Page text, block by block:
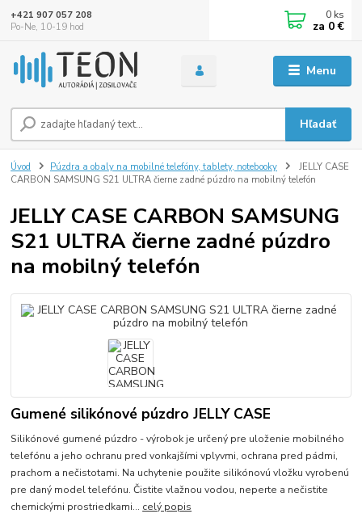
Menu
Hľadať
+421 907 057 208
Po-Ne, 10-19 hod
0 ks
za 0 €
Úvod Púzdra a obaly na mobilné telefóny, tablety, notebooky
JELLY CASE
CARBON SAMSUNG S21 ULTRA čierne zadné púzdro na mobilný telefón
JELLY CASE CARBON SAMSUNG
S21 ULTRA čierne zadné púzdro
na mobilný telefón
Gumené silikónové púzdro JELLY CASE
Silikónové gumené púzdro - výrobok je určený pre uloženie mobilného
telefónu a jeho ochranu pred vonkajšími vplyvmi, ochrana pred pádmi,
prachom a nečistotami. Na uchytenie použite silikónovú vložku vyrobenú
pre daný model telefónu. Čistite vlažnou vodou, neperte a nečistite
chemickými prostriedkami... celý popis